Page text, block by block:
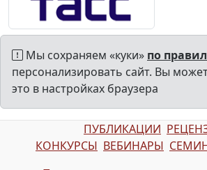
Мы сохраняем «куки» по
персонализировать сайт. Вы
это в настройках браузера
ПУБЛИКАЦИИ
КОНКУРСЫ ВЕБИНАРЫ